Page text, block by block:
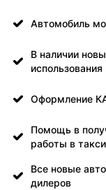
Автомобиль
В наличии
использования
Оформление
Помощь в
работы в такси
Все новые
дилеров